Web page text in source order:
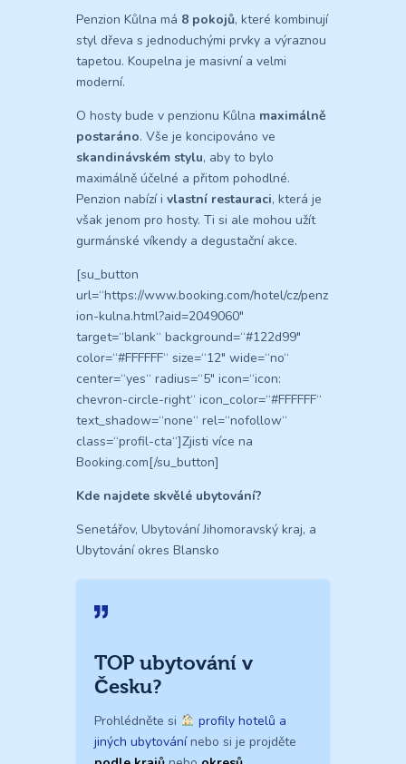
Penzion Kůlna má 8 pokojů, které kombinují
styl dřeva s jednoduchými prvky a výraznou
tapetou. Koupelna je masivní a velmi
moderní.
O hosty bude v penzionu Kůlna maximálně
postaráno. Vše je koncipováno ve
skandinávském stylu, aby to bylo
maximálně účelné a přitom pohodlné.
Penzion nabízí i vlastní restauraci, která je
však jenom pro hosty. Ti si ale mohou užít
gurmánské víkendy a degustační akce.
[su_button
url=“https://www.booking.com/hotel/cz/penz
ion-kulna.html?aid=2049060″
target=“blank“ background=“#122d99″
color=“#FFFFFF“ size=“12″ wide=“no“
center=“yes“ radius=“5″ icon=“icon:
chevron-circle-right“ icon_color=“#FFFFFF“
text_shadow=“none“ rel=“nofollow“
class=“profil-cta“]Zjisti více na
Booking.com[/su_button]
Kde najdete skvělé ubytování?
Senetářov, Ubytování Jihomoravský kraj, a
Ubytování okres Blansko
TOP ubytování v
Česku?
Prohlédněte si
profily hotelů a
jiných ubytovánínebo si je projděte